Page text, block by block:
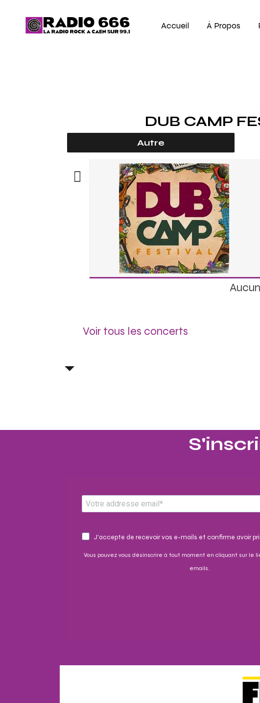
Accueil À Propos
DUB CAMP
Autre
Voir tous les concerts
J'accepte de recevoir vos e-mails et confirme avoir
Vous pouvez vous désinscrire à tout moment en cliquant sur le
emails.